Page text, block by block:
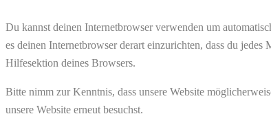
Du kannst deinen Internetbrowser verwenden um
es deinen Internetbrowser derart einzurichten, dass du
Hilfesektion deines Browsers.
Bitte nimm zur Kenntnis, dass unsere Website
unsere Website erneut besuchst.